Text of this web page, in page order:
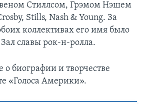
Стиллсом, Грэмом Нэшем
Stills, Nash & Young. За
коллективах его имя было
славы рок-н-ролла.
о биографии и творчестве
«Голоса Америки».